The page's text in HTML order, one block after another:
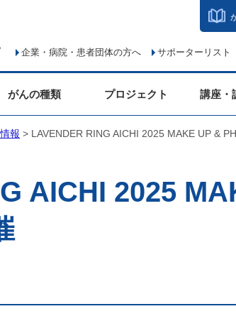
サポーターリスト
企業・病院・患者団体の方へ
がんの種類 プロジェクト 講座・
報 > LAVENDER RING AICHI 2025 MAKE UP &
AICHI 2025